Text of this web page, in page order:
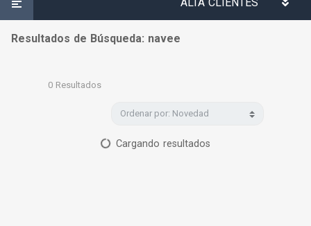
Resultados de Búsqueda: navee
0 Resultados
Cargando resultados